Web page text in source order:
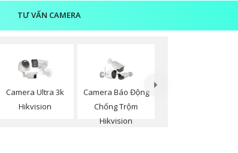
TƯ VẤN CAMERA
Camera Ultra 3k
Hikvision
Camera Báo Động
Chống Trộm
Hikvision